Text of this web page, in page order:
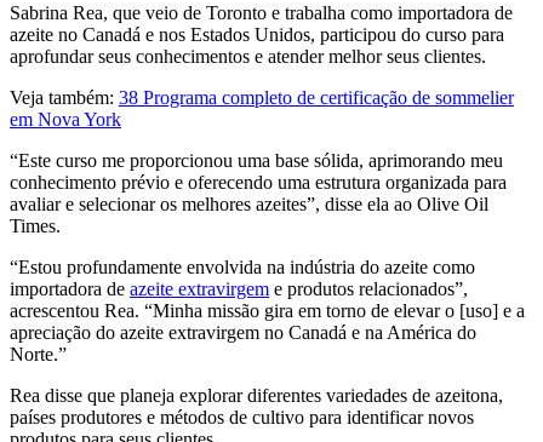
Sabrina Rea, que veio de Toronto e trabalha como importadora de
azeite no Canadá e nos Estados Unidos, participou do curso para
aprofundar seus conhecimentos e atender melhor seus clientes.
Veja também: 38 Programa completo de certificação de sommelier
em Nova York
“Este curso me proporcionou uma base sólida, aprimorando meu
conhecimento prévio e oferecendo uma estrutura organizada para
avaliar e selecionar os melhores azeites”, disse ela ao Olive Oil
Times.
“Estou profundamente envolvida na indústria do azeite como
importadora de azeite extravirgem e produtos relacionados”,
acrescentou Rea. “Minha missão gira em torno de elevar o [uso] e a
apreciação do azeite extravirgem no Canadá e na América do
Norte.”
Rea disse que planeja explorar diferentes variedades de azeitona,
países produtores e métodos de cultivo para identificar novos